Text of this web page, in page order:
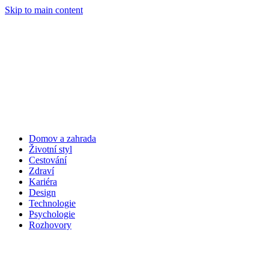
Skip to main content
Domov a zahrada
Životní styl
Cestování
Zdraví
Kariéra
Design
Technologie
Psychologie
Rozhovory